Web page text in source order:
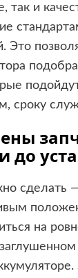
так и
Это
сроку
до
сделать
на